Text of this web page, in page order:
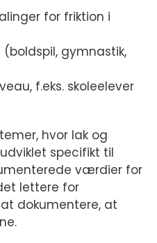
for friktion i
gymnastik,
f.eks. skoleelever
hvor lak og
specifikt til
værdier for
lettere for
dokumentere, at